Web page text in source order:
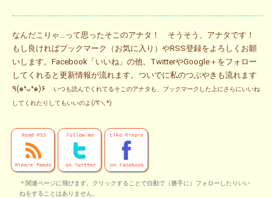
なんだこりゃ…って思ったそこのアナタ！ そうそう、アナタです！
もし良ければブックマーク（お気に入り）やRSS登録をよろしくお願
いします。Facebook「いいね」の他、TwitterやGoogle＋をフォロー
してくれると更新情報が流れます。ついでに私のつぶやきも流れます
٩(๑❛ᴗ❛๑)۶
いつも読んでくれてるそこのアナタも、ブックマークした上にさらにいいね
してくれたりしてもいいのよ(/∇＼*)
＊関連ページに飛びます。クリックすることで自動で（勝手に）フォローしたりいい
ねをすることはありません。